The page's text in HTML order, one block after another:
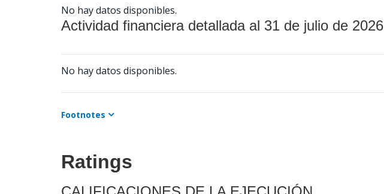
No hay datos disponibles.
Actividad financiera detallada al 31 de julio de 2026
No hay datos disponibles.
Footnotes
Ratings